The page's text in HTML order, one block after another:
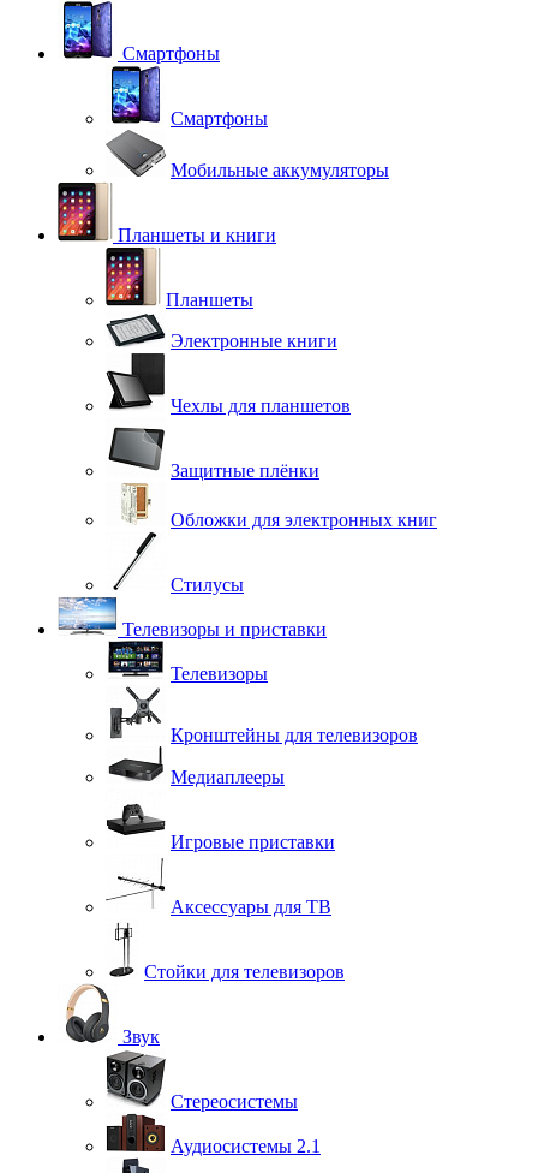
Смартфоны
Смартфоны
Мобильные аккумуляторы
Планшеты и книги
Планшеты
Электронные книги
Чехлы для планшетов
Защитные плёнки
Обложки для электронных книг
Стилусы
Телевизоры и приставки
Телевизоры
Кронштейны для телевизоров
Медиаплееры
Игровые приставки
Аксессуары для ТВ
Стойки для телевизоров
Звук
Стереосистемы
Аудиосистемы 2.1